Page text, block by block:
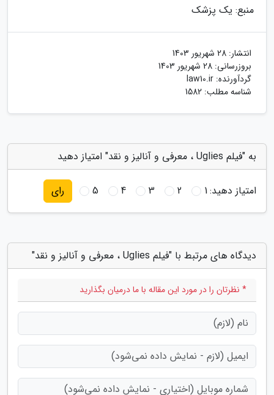
منبع: یک پزشک
انتشار: 28 شهریور 1403
بروزرسانی: 28 شهریور 1403
گردآورنده: law10.ir
شناسه مطلب: 1582
به "فیلم Uglies ، معرفی و آنالیز و نقد" امتیاز دهید
امتیاز دهید:1
2
3
4
5 رای
دیدگاه های مرتبط با "فیلم Uglies ، معرفی و آنالیز و نقد"
* نظرتان را در مورد این مقاله با ما درمیان بگذارید